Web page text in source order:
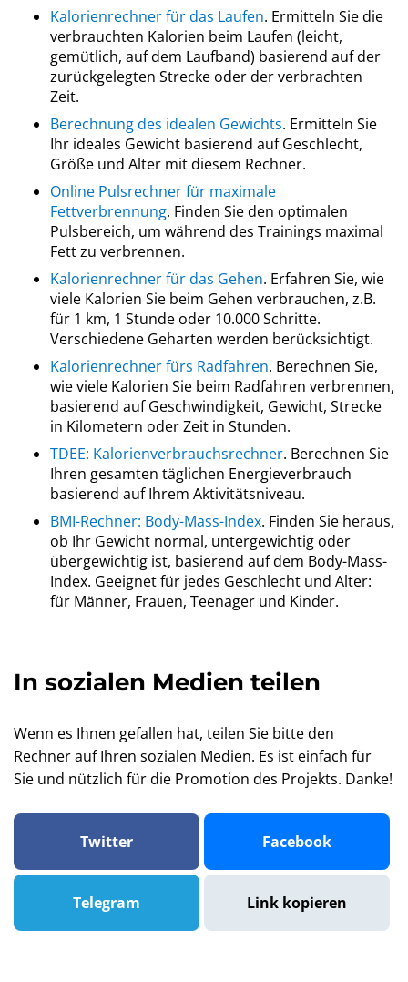
Kalorienrechner für das Laufen. Ermitteln Sie die
verbrauchten Kalorien beim Laufen (leicht,
gemütlich, auf dem Laufband) basierend auf der
zurückgelegten Strecke oder der verbrachten
Zeit.
Berechnung des idealen Gewichts. Ermitteln Sie
Ihr ideales Gewicht basierend auf Geschlecht,
Größe und Alter mit diesem Rechner.
Online Pulsrechner für maximale
Fettverbrennung. Finden Sie den optimalen
Pulsbereich, um während des Trainings maximal
Fett zu verbrennen.
Kalorienrechner für das Gehen. Erfahren Sie, wie
viele Kalorien Sie beim Gehen verbrauchen, z.B.
für 1 km, 1 Stunde oder 10.000 Schritte.
Verschiedene Geharten werden berücksichtigt.
Kalorienrechner fürs Radfahren. Berechnen Sie,
wie viele Kalorien Sie beim Radfahren verbrennen,
basierend auf Geschwindigkeit, Gewicht, Strecke
in Kilometern oder Zeit in Stunden.
TDEE: Kalorienverbrauchsrechner. Berechnen Sie
Ihren gesamten täglichen Energieverbrauch
basierend auf Ihrem Aktivitätsniveau.
BMI-Rechner: Body-Mass-Index. Finden Sie heraus,
ob Ihr Gewicht normal, untergewichtig oder
übergewichtig ist, basierend auf dem Body-Mass-
Index. Geeignet für jedes Geschlecht und Alter:
für Männer, Frauen, Teenager und Kinder.
In sozialen Medien teilen
Wenn es Ihnen gefallen hat, teilen Sie bitte den
Rechner auf Ihren sozialen Medien. Es ist einfach für
Sie und nützlich für die Promotion des Projekts. Danke!
Twitter Facebook
Telegram Link kopieren